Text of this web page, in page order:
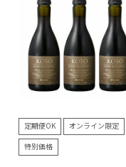
定期便OK
オンライン限定
特別価格